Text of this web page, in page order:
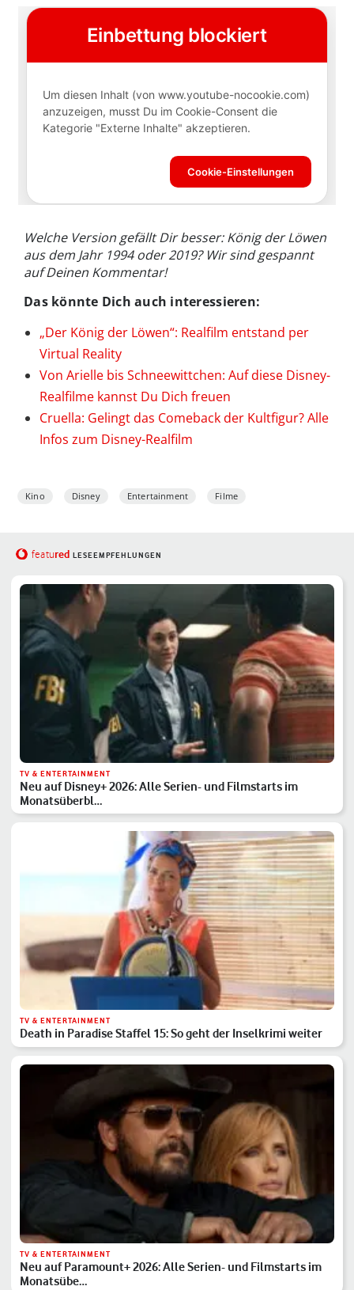
Welche Version gefällt Dir besser: König der Löwen
aus dem Jahr 1994 oder 2019? Wir sind gespannt
auf Deinen Kommentar!
Das könnte Dich auch interessieren:
„Der König der Löwen“: Realfilm entstand per
Virtual Reality
Von Arielle bis Schneewittchen: Auf diese Disney-
Realfilme kannst Du Dich freuen
Cruella: Gelingt das Comeback der Kultfigur? Alle
Infos zum Disney-Realfilm
Kino Disney Entertainment Filme
featured LESEEMPFEHLUNGEN
TV & ENTERTAINMENT
Neu auf Disney+ 2026: Alle Serien- und Filmstarts im
Monatsüberbl…
TV & ENTERTAINMENT
Death in Paradise Staffel 15: So geht der Inselkrimi weiter
TV & ENTERTAINMENT
Neu auf Paramount+ 2026: Alle Serien- und Filmstarts im
Monatsübe…